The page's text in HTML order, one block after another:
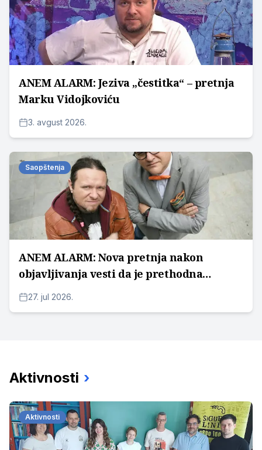
ANEM ALARM: Jeziva „čestitka“ – pretnja
Marku Vidojkoviću
3. avgust 2026.
Saopštenja
ANEM ALARM: Nova pretnja nakon
objavljivanja vesti da je prethodna
pretnja prijavljena
27. jul 2026.
Aktivnosti ›
Aktivnosti